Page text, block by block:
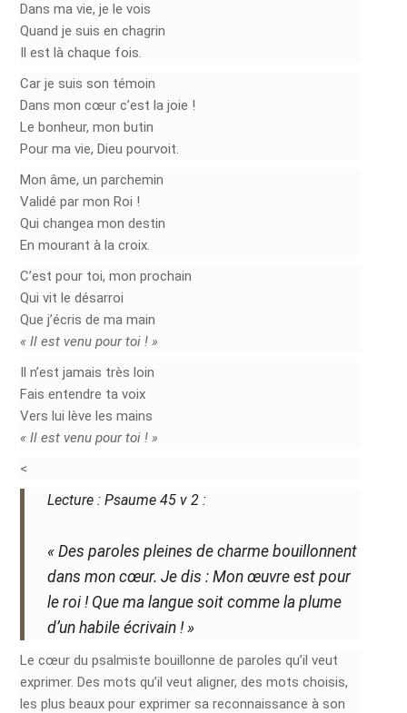
Dans ma vie, je le vois
Quand je suis en chagrin
Il est là chaque fois.
Car je suis son témoin
Dans mon cœur c’est la joie !
Le bonheur, mon butin
Pour ma vie, Dieu pourvoit.
Mon âme, un parchemin
Validé par mon Roi !
Qui changea mon destin
En mourant à la croix.
C’est pour toi, mon prochain
Qui vit le désarroi
Que j’écris de ma main
« Il est venu pour toi ! »
Il n’est jamais très loin
Fais entendre ta voix
Vers lui lève les mains
« Il est venu pour toi ! »
<
Lecture : Psaume 45 v 2 :
« Des paroles pleines de charme bouillonnent
dans mon cœur. Je dis : Mon œuvre est pour
le roi ! Que ma langue soit comme la plume
d’un habile écrivain ! »
Le cœur du psalmiste bouillonne de paroles qu’il veut
exprimer. Des mots qu’il veut aligner, des mots choisis,
les plus beaux pour exprimer sa reconnaissance à son